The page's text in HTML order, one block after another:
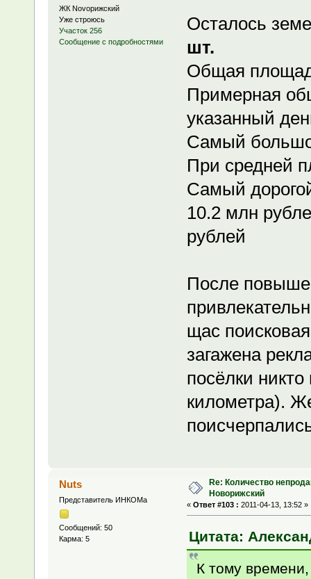
ЖК Novoрижский
Уже строюсь
Участок 256
Сообщение с подробностями
Осталось
шт.
Общая
Примерная
указанный
Самый
При средней
Самый
10.2 млн
рублей
После
щас
загажена
посёлки
километра).
Nuts
Представитель ИНКОМа
Сообщений: 50
Карма: 5
Re: Количество
Новорижский
« Ответ #103 : 2011-04-13, 13:52 »
Цитата:
К тому